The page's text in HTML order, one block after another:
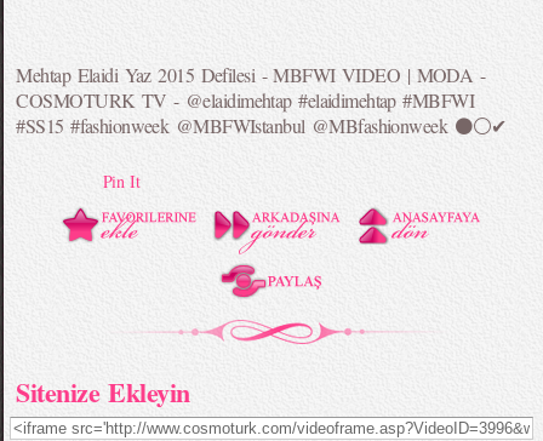
Mehtap Elaidi Yaz 2015 Defilesi - MBFWI VIDEO | MODA -
COSMOTURK TV - @elaidimehtap #elaidimehtap #MBFWI
#SS15 #fashionweek @MBFWIstanbul @MBfashionweek ⚫️⚪️✔
Pin It
Sitenize Ekleyin